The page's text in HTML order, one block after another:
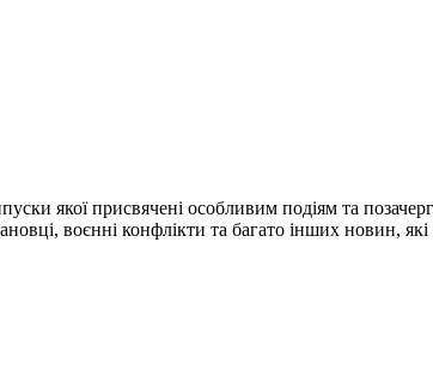
якої присвячені особливим подіям та
воєнні конфлікти та багато інших новин,